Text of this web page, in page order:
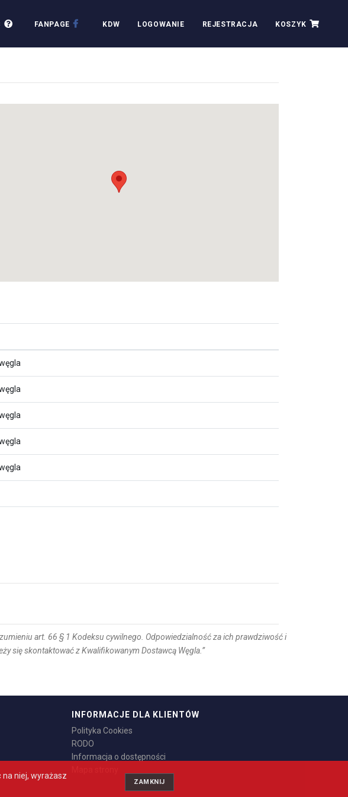
FANPAGE KDW LOGOWANIE REJESTRACJA KOSZYK
art. 66 § 1 Kodeksu cywilnego. Odpowiedzialność za ich prawdziwość i
się skontaktować z Kwalifikowanym Dostawcą Węgla.”
INFORMACJE DLA KLIENTÓW
Polityka Cookies
RODO
Informacja o dostępności
niej, wyrażasz
ZAMKNIJ